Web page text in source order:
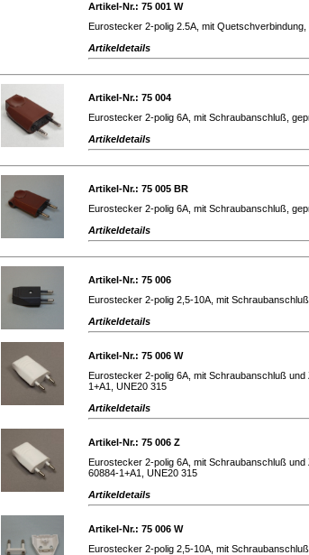
Artikel-Nr.: 75 001 W
Eurostecker 2-polig 2.5A, mit
Artikeldetails
Artikel-Nr.: 75 004
Eurostecker 2-polig 6A, mit Schraubanschluß,
Artikeldetails
Artikel-Nr.: 75 005 BR
Eurostecker 2-polig 6A, mit Schraubanschluß,
Artikeldetails
Artikel-Nr.: 75 006
Eurostecker 2-polig 2,5-10A, mit
Artikeldetails
Artikel-Nr.: 75 006 W
Eurostecker 2-polig 6A, mit Schraubanschluß
1+A1, UNE20 315
Artikeldetails
Artikel-Nr.: 75 006 Z
Eurostecker 2-polig 6A, mit Schraubanschluß
60884-1+A1, UNE20 315
Artikeldetails
Artikel-Nr.: 75 006 W
Eurostecker 2-polig 2,5-10A, mit